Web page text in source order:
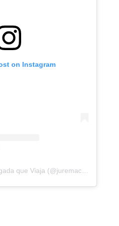
on Instagram
A post shared by Advogada que Viaja (@juremacintra)